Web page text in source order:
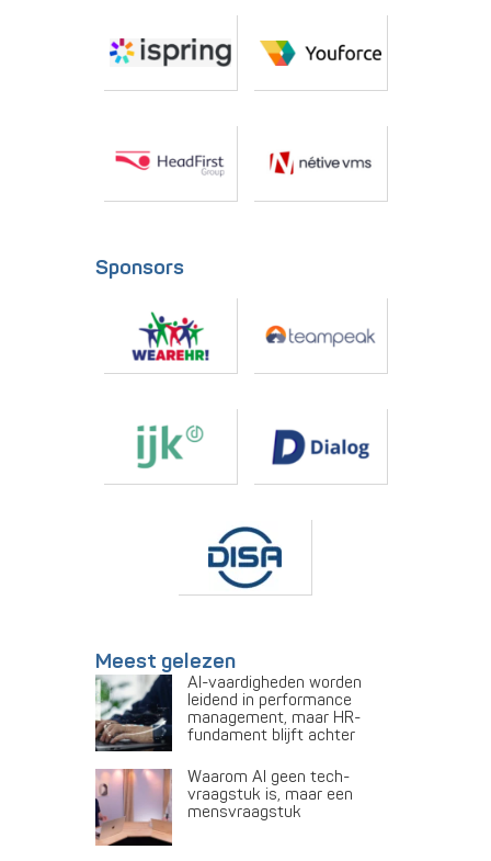
Sponsors
Meest gelezen
AI-vaardigheden worden
leidend in performance
management, maar HR-
fundament blijft achter
Waarom AI geen tech-
vraagstuk is, maar een
mensvraagstuk